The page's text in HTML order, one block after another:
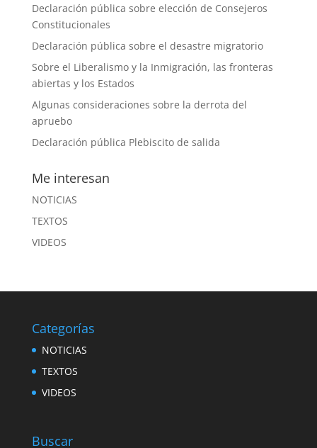
Declaración pública sobre elección de Consejeros
Constitucionales
Declaración pública sobre el desastre migratorio
Sobre el Liberalismo y la Inmigración, las fronteras
abiertas y los Estados
Algunas consideraciones sobre la derrota del
apruebo
Declaración pública Plebiscito de salida
Me interesan
NOTICIAS
TEXTOS
VIDEOS
Categorías
NOTICIAS
TEXTOS
VIDEOS
Buscar